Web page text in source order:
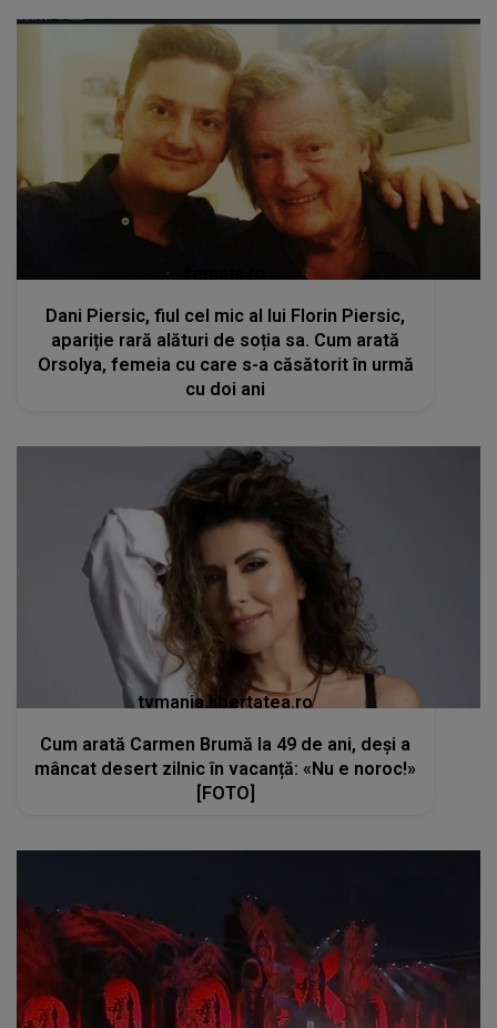
Dani Piersic, fiul cel mic al lui Florin Piersic,
apariție rară alături de soția sa. Cum arată
Orsolya, femeia cu care s-a căsătorit în urmă
cu doi ani
tvmania.libertatea.ro
Cum arată Carmen Brumă la 49 de ani, deși a
mâncat desert zilnic în vacanță: «Nu e noroc!»
[FOTO]